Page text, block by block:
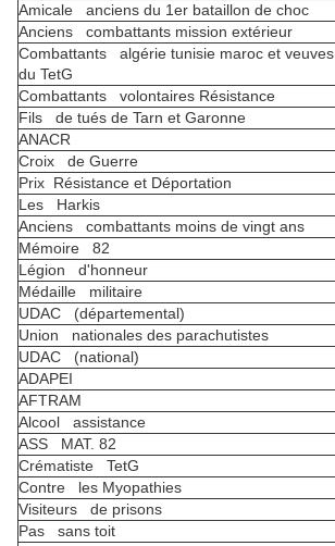
Amicale anciens du 1er bataillon de choc
Anciens combattants mission extérieur
Combattants algérie tunisie maroc et veuves
du TetG
Combattants volontaires Résistance
Fils de tués de Tarn et Garonne
ANACR
Croix de Guerre
Prix Résistance et Déportation
Les Harkis
Anciens combattants moins de vingt ans
Mémoire 82
Légion d'honneur
Médaille militaire
UDAC (départemental)
Union nationales des parachutistes
UDAC (national)
ADAPEI
AFTRAM
Alcool assistance
ASS MAT. 82
Crématiste TetG
Contre les Myopathies
Visiteurs de prisons
Pas sans toit